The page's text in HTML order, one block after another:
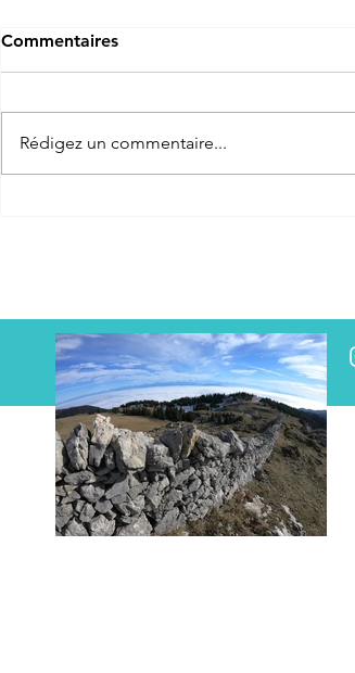
Commentaires
Rédigez un commentaire...
Facebook